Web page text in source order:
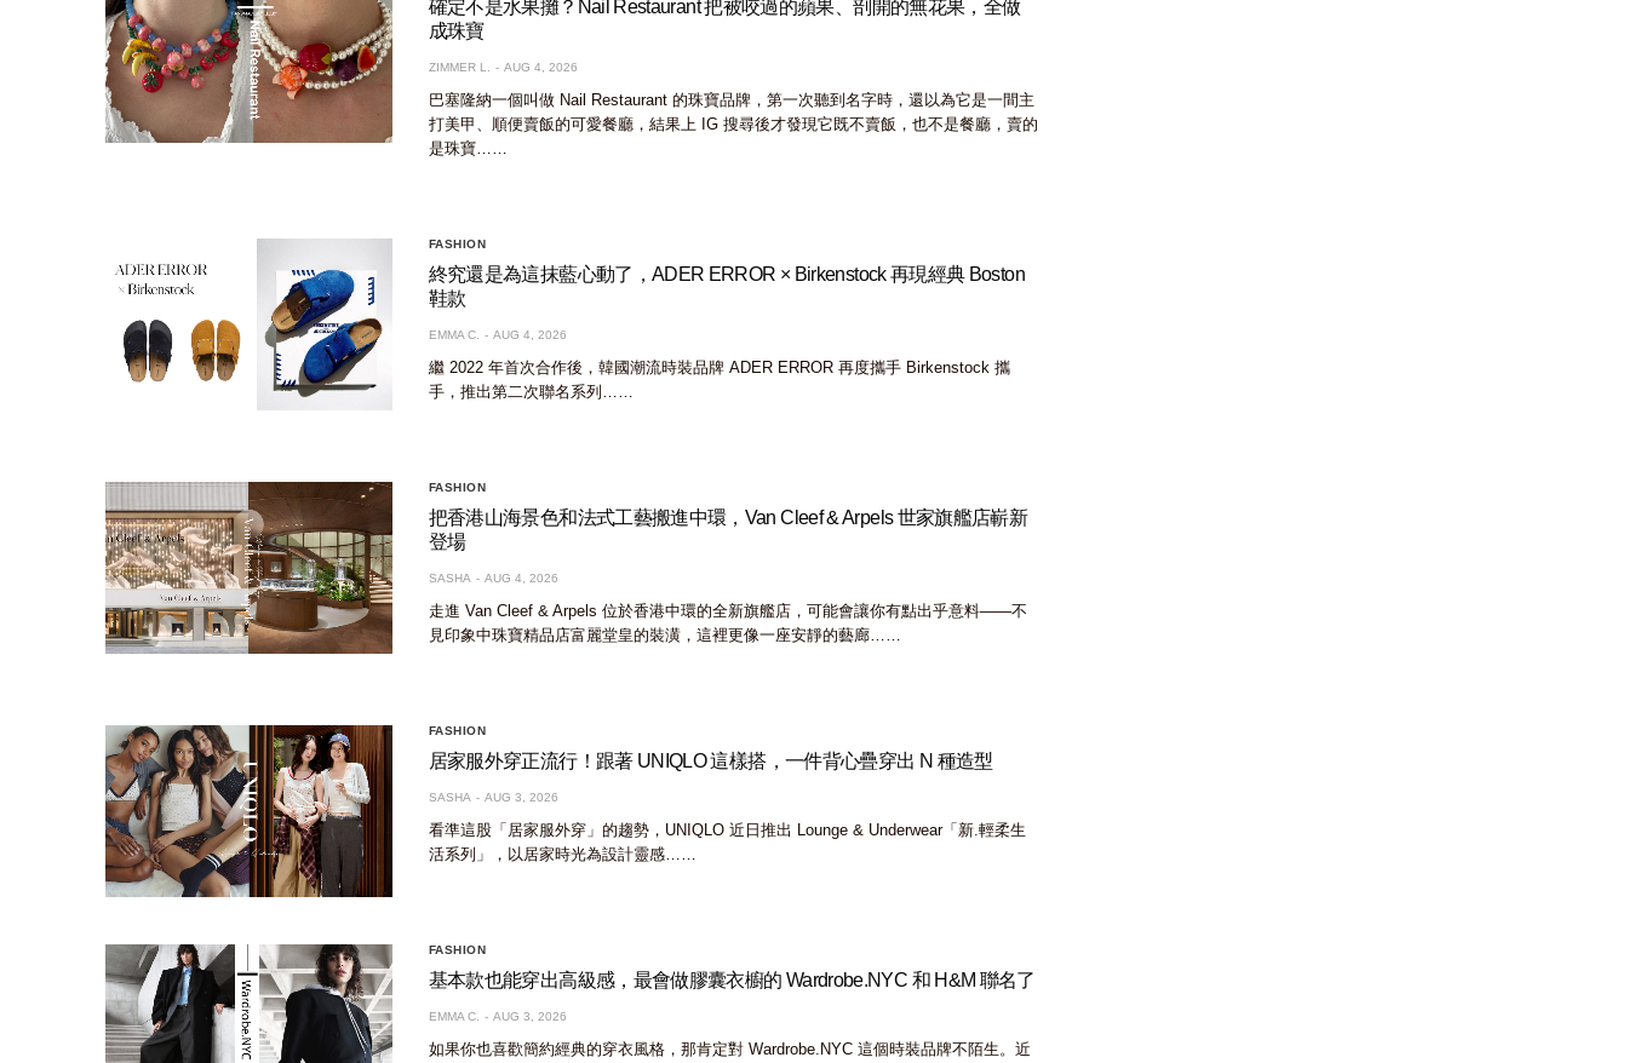
確定不是水果攤？Nail Restaurant 把被咬過的蘋果、剖開的無花果，全做
成珠寶
ZIMMER L. AUG 4, 2026
巴塞隆納一個叫做 Nail Restaurant 的珠寶品牌，第一次聽到名字時，還以為它是一間主
打美甲、順便賣飯的可愛餐廳，結果上 IG 搜尋後才發現它既不賣飯，也不是餐廳，賣的
是珠寶……
FASHION
終究還是為這抹藍心動了，ADER ERROR × Birkenstock 再現經典 Boston
鞋款
EMMA C. AUG 4, 2026
繼 2022 年首次合作後，韓國潮流時裝品牌 ADER ERROR 再度攜手 Birkenstock 攜
手，推出第二次聯名系列……
FASHION
把香港山海景色和法式工藝搬進中環，Van Cleef & Arpels 世家旗艦店嶄新
登場
SASHA AUG 4, 2026
走進 Van Cleef & Arpels 位於香港中環的全新旗艦店，可能會讓你有點出乎意料——不
見印象中珠寶精品店富麗堂皇的裝潢，這裡更像一座安靜的藝廊……
FASHION
居家服外穿正流行！跟著 UNIQLO 這樣搭，一件背心疊穿出 N 種造型
SASHA AUG 3, 2026
看準這股「居家服外穿」的趨勢，UNIQLO 近日推出 Lounge & Underwear「新.輕柔生
活系列」，以居家時光為設計靈感……
FASHION
基本款也能穿出高級感，最會做膠囊衣櫥的 Wardrobe.NYC 和 H&M 聯名了
EMMA C. AUG 3, 2026
如果你也喜歡簡約經典的穿衣風格，那肯定對 Wardrobe.NYC 這個時裝品牌不陌生。近